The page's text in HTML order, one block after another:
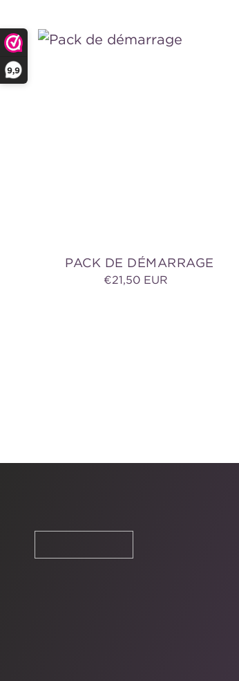
9,9
Pack
PACK DE DÉMARRAGE
Prix
€21,50 EUR